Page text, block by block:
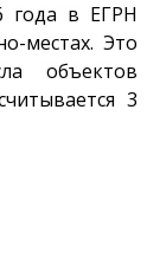
года в ЕГРН
местах. Это
объектов
3